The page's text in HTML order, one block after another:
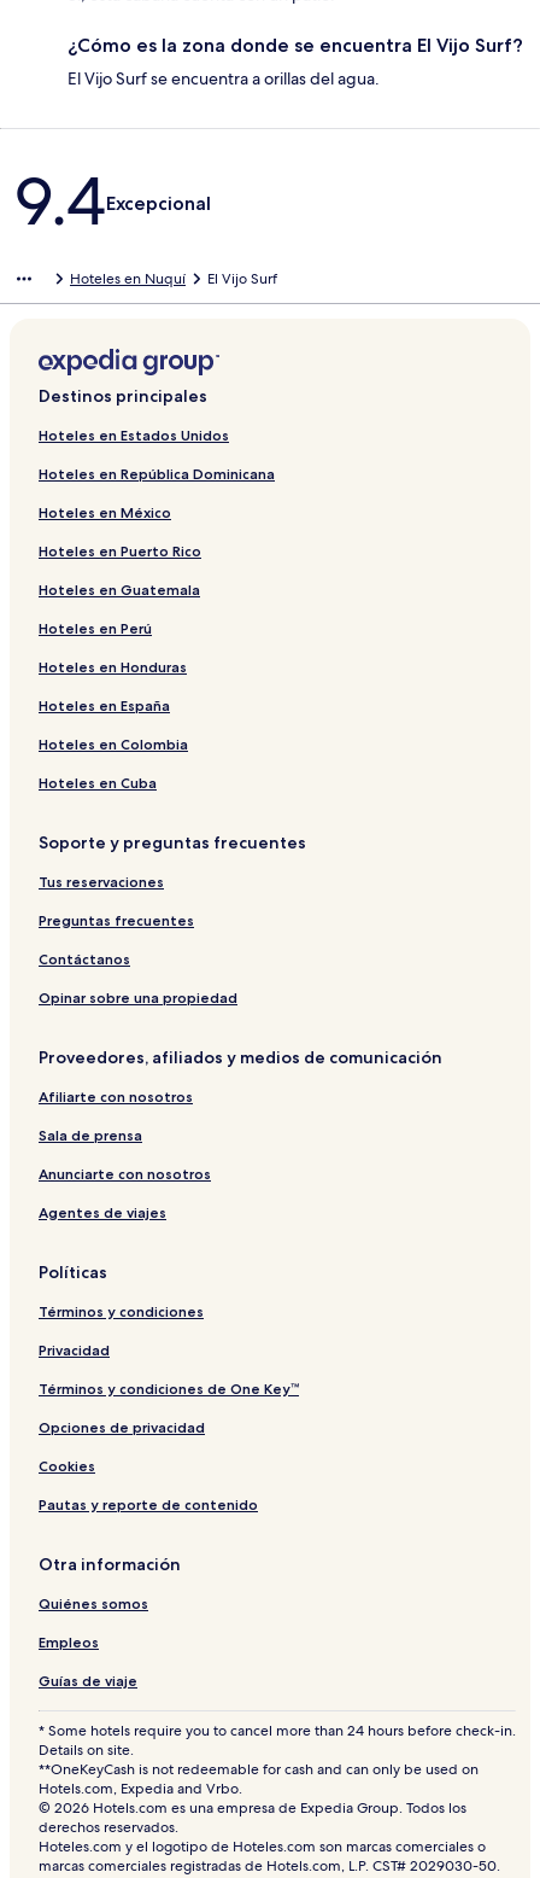
¿Cómo es la zona donde se encuentra El Vijo Surf?
El Vijo Surf se encuentra a orillas del agua.
Opiniones
9.4Excepcional
Hoteles en Nuquí El Vijo Surf
Destinos principales
Hoteles en Estados Unidos
Hoteles en República Dominicana
Hoteles en México
Hoteles en Puerto Rico
Hoteles en Guatemala
Hoteles en Perú
Hoteles en Honduras
Hoteles en España
Hoteles en Colombia
Hoteles en Cuba
Soporte y preguntas frecuentes
Tus reservaciones
Preguntas frecuentes
Contáctanos
Opinar sobre una propiedad
Proveedores, afiliados y medios de comunicación
Afiliarte con nosotros
Sala de prensa
Anunciarte con nosotros
Agentes de viajes
Políticas
Términos y condiciones
Privacidad
Términos y condiciones de One Key™
Opciones de privacidad
Cookies
Pautas y reporte de contenido
Otra información
Quiénes somos
Empleos
Guías de viaje
* Some hotels require you to cancel more than 24 hours before check-in.
Details on site.
**OneKeyCash is not redeemable for cash and can only be used on
Hotels.com, Expedia and Vrbo.
© 2026 Hotels.com es una empresa de Expedia Group. Todos los
derechos reservados.
Hoteles.com y el logotipo de Hoteles.com son marcas comerciales o
marcas comerciales registradas de Hotels.com, L.P. CST# 2029030-50.